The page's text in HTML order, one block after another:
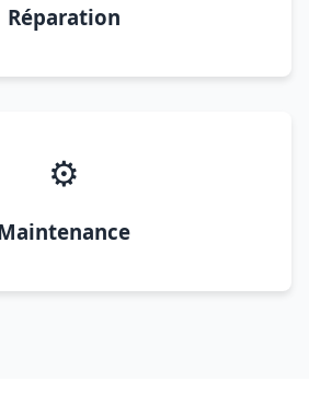
Réparation
⚙️